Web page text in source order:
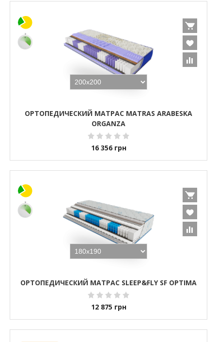
ОРТОПЕДИЧЕСКИЙ МАТРАС MATRAS ARABESKA
ORGANZA
16 356 грн
ОРТОПЕДИЧЕСКИЙ МАТРАС SLEEP&FLY SF OPTIMA
12 875 грн